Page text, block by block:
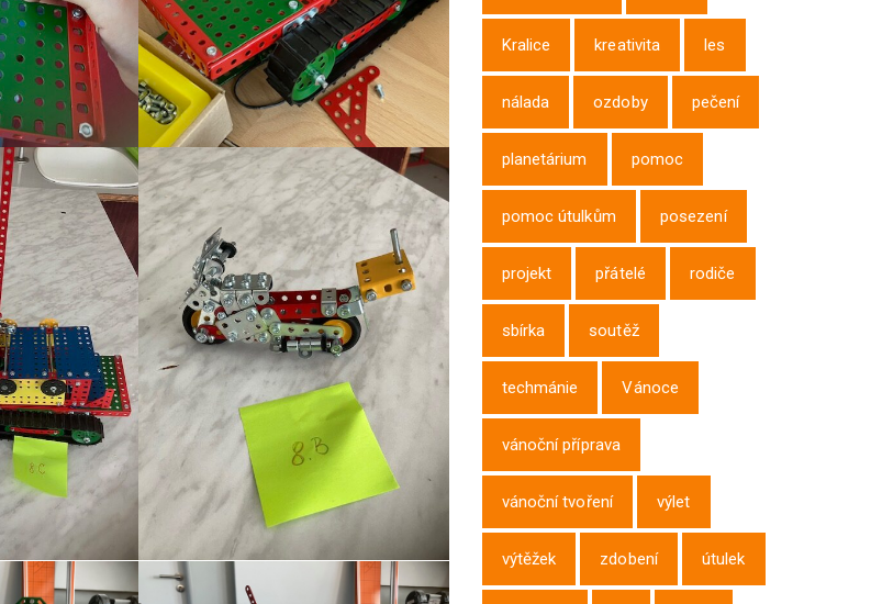
Kralice kreativita les
nálada ozdoby pečení
planetárium pomoc
pomoc útulkům posezení
projekt přátelé rodiče
sbírka soutěž
techmánie Vánoce
vánoční příprava
vánoční tvoření výlet
výtěžek zdobení útulek